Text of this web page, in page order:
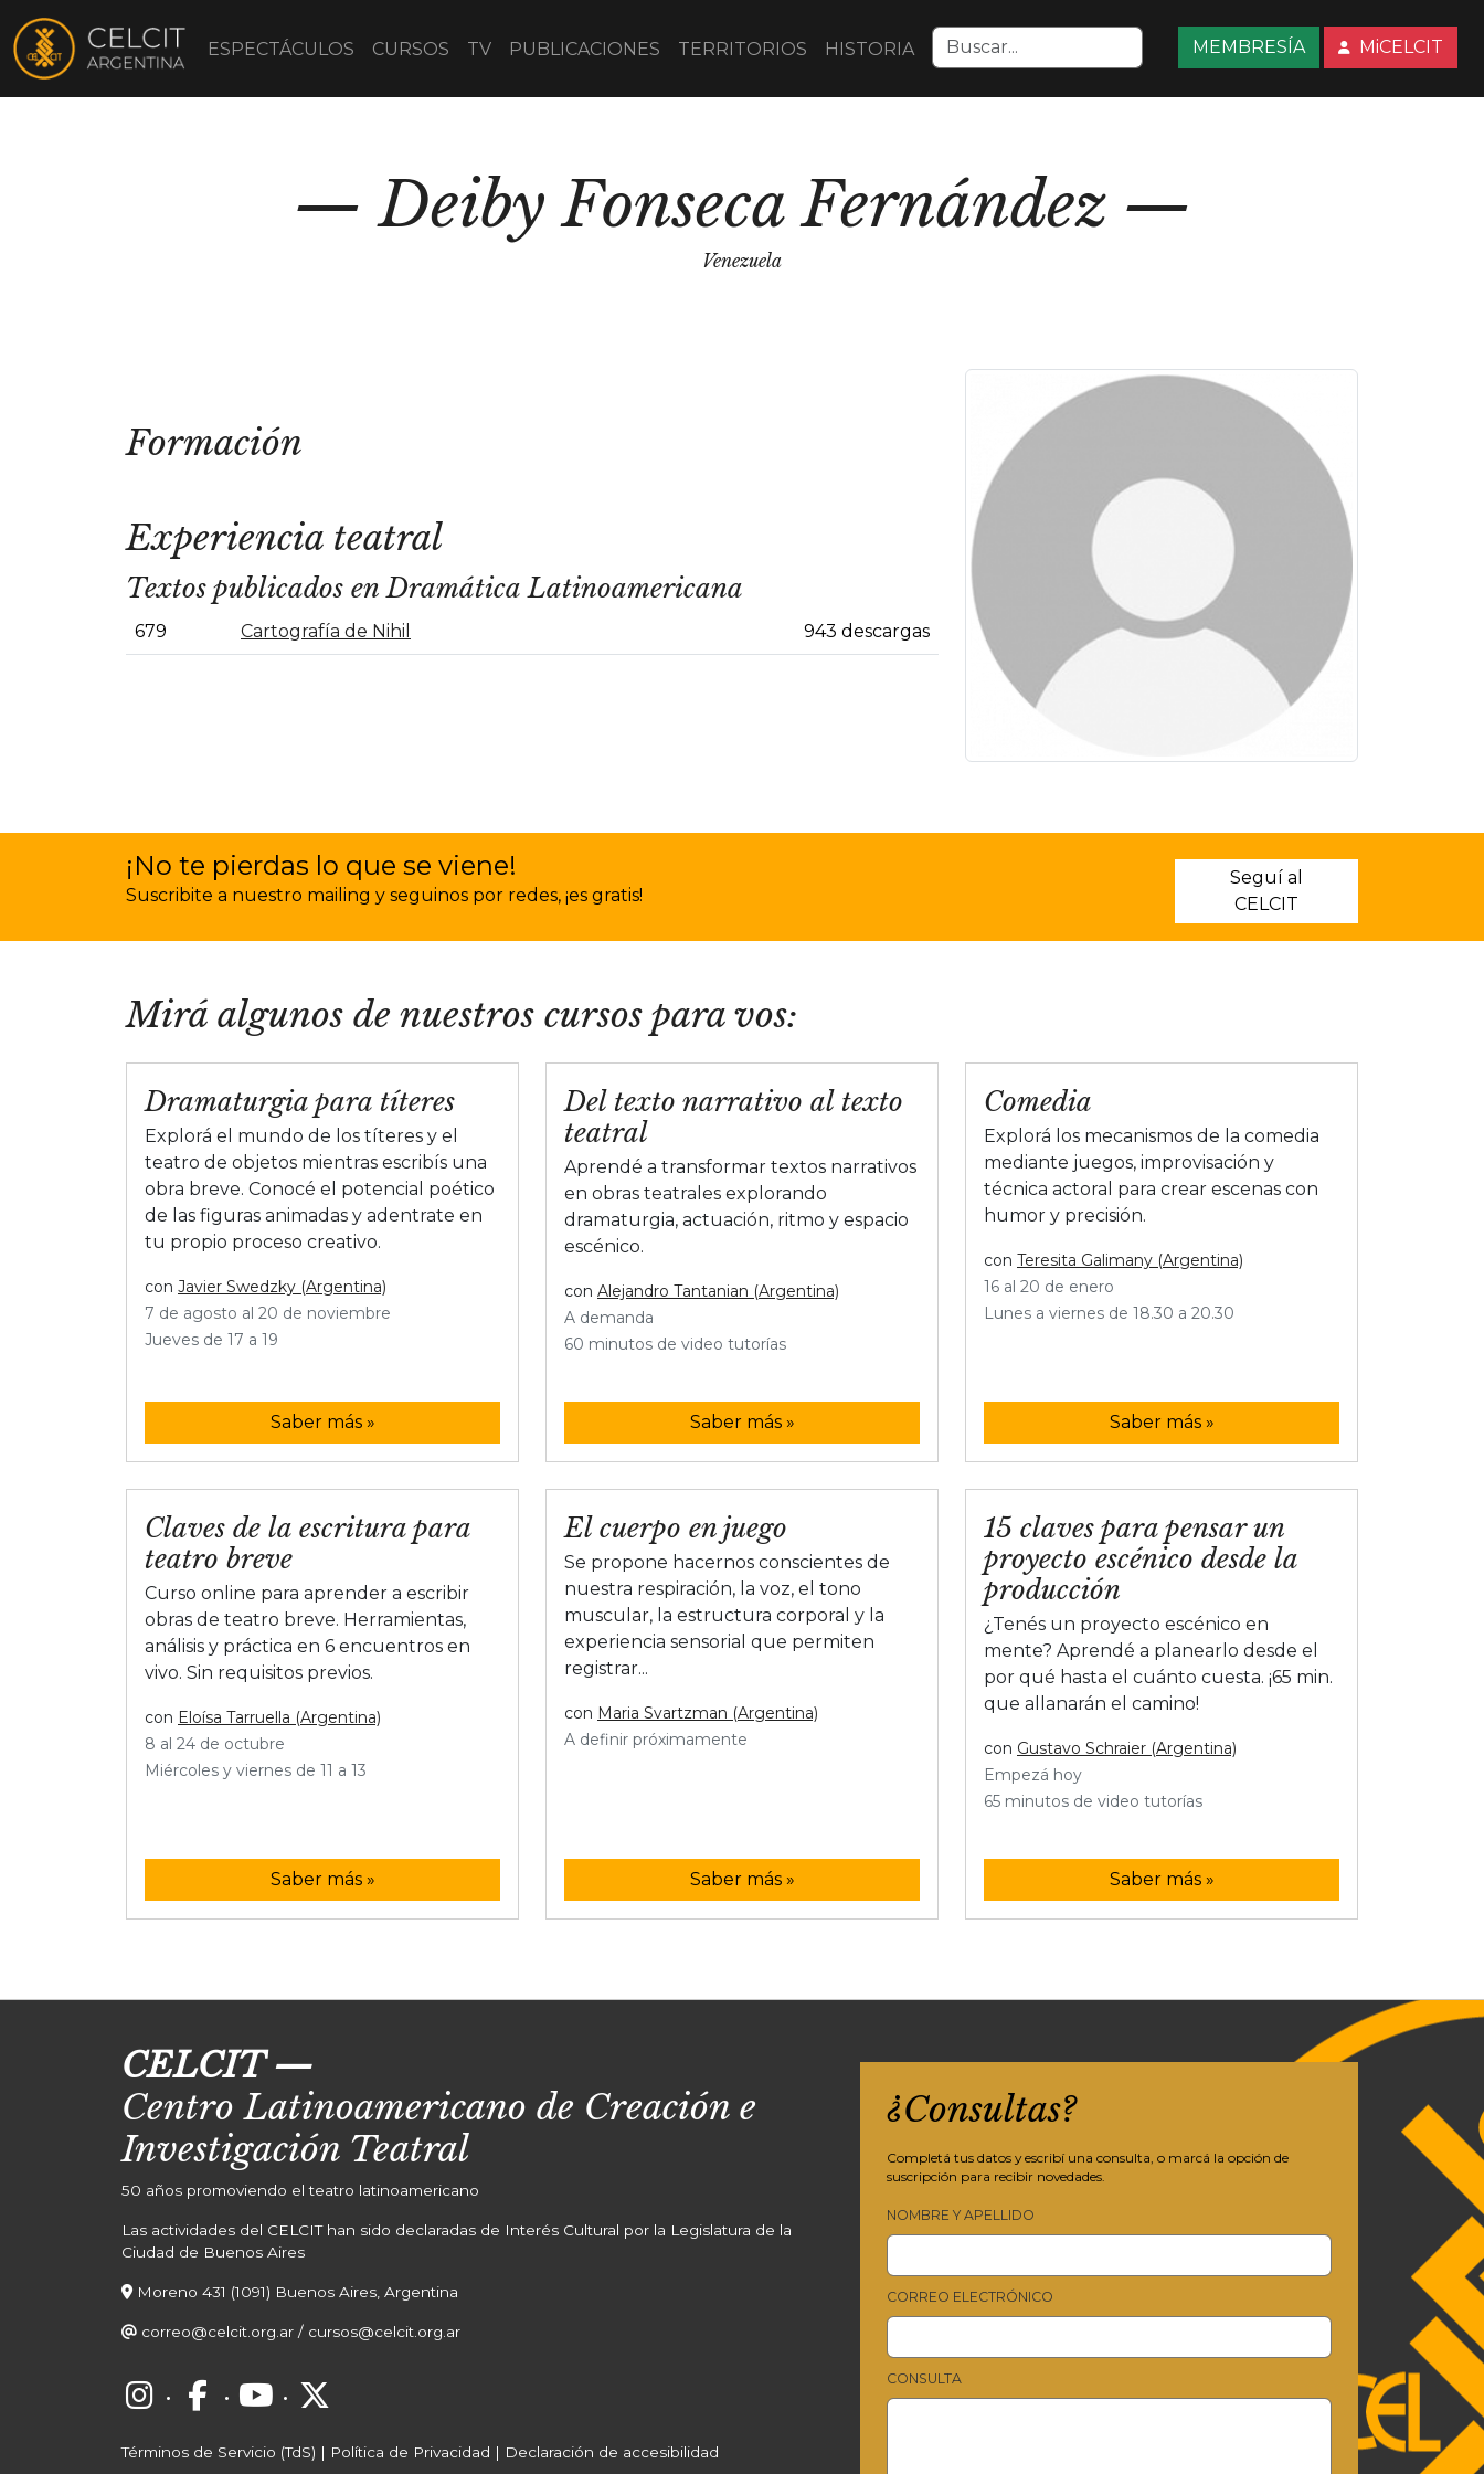
MEMBRESÍA MiCELCIT
ESPECTÁCULOS CURSOS TV PUBLICACIONES TERRITORIOS HISTORIA
Deiby Fonseca Fernández
Venezuela
Formación
Experiencia teatral
Textos publicados en Dramática Latinoamericana
679 Cartografía de Nihil 943 descargas
¡No te pierdas lo que se viene!
Suscribite a nuestro mailing y seguinos por redes, ¡es gratis!
Seguí al
CELCIT
Mirá algunos de nuestros cursos para vos:
Dramaturgia para títeres
Explorá el mundo de los títeres y el
teatro de objetos mientras escribís una
obra breve. Conocé el potencial poético
de las figuras animadas y adentrate en
tu propio proceso creativo.
con Javier Swedzky (Argentina)
7 de agosto al 20 de noviembre
Jueves de 17 a 19
Saber más »
Del texto narrativo al texto
teatral
Aprendé a transformar textos narrativos
en obras teatrales explorando
dramaturgia, actuación, ritmo y espacio
escénico.
con Alejandro Tantanian (Argentina)
A demanda
60 minutos de video tutorías
Saber más »
Comedia
Explorá los mecanismos de la comedia
mediante juegos, improvisación y
técnica actoral para crear escenas con
humor y precisión.
con Teresita Galimany (Argentina)
16 al 20 de enero
Lunes a viernes de 18.30 a 20.30
Saber más »
Claves de la escritura para
teatro breve
Curso online para aprender a escribir
obras de teatro breve. Herramientas,
análisis y práctica en 6 encuentros en
vivo. Sin requisitos previos.
con Eloísa Tarruella (Argentina)
8 al 24 de octubre
Miércoles y viernes de 11 a 13
Saber más »
El cuerpo en juego
Se propone hacernos conscientes de
nuestra respiración, la voz, el tono
muscular, la estructura corporal y la
experiencia sensorial que permiten
registrar...
con Maria Svartzman (Argentina)
A definir próximamente
Saber más »
15 claves para pensar un
proyecto escénico desde la
producción
¿Tenés un proyecto escénico en
mente? Aprendé a planearlo desde el
por qué hasta el cuánto cuesta. ¡65 min.
que allanarán el camino!
con Gustavo Schraier (Argentina)
Empezá hoy
65 minutos de video tutorías
Saber más »
CELCIT—
Centro Latinoamericano de Creación e
Investigación Teatral
50 años promoviendo el teatro latinoamericano
Las actividades del CELCIT han sido declaradas de Interés Cultural por la Legislatura de la
Ciudad de Buenos Aires
Moreno 431 (1091) Buenos Aires, Argentina
correo@celcit.org.ar / cursos@celcit.org.ar
· · ·
Términos de Servicio (TdS) | Política de Privacidad | Declaración de accesibilidad
¿Consultas?
Completá tus datos y escribí una consulta, o marcá la opción de
suscripción para recibir novedades.
NOMBRE Y APELLIDO
CORREO ELECTRÓNICO
CONSULTA